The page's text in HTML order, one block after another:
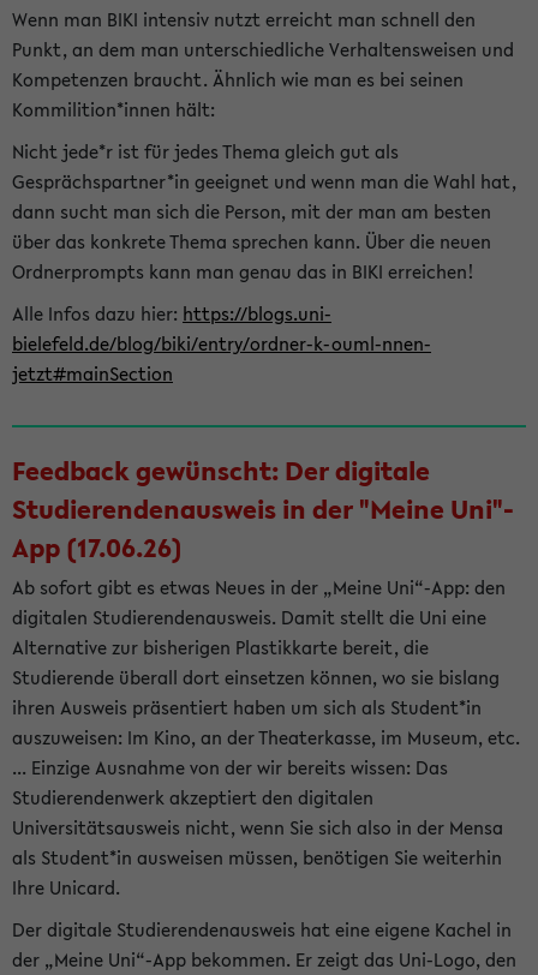
Wenn man BIKI intensiv nutzt erreicht man schnell den
Punkt, an dem man unterschiedliche Verhaltensweisen und
Kompetenzen braucht. Ähnlich wie man es bei seinen
Kommilition*innen hält:
Nicht jede*r ist für jedes Thema gleich gut als
Gesprächspartner*in geeignet und wenn man die Wahl hat,
dann sucht man sich die Person, mit der man am besten
über das konkrete Thema sprechen kann. Über die neuen
Ordnerprompts kann man genau das in BIKI erreichen!
Alle Infos dazu hier: https://blogs.uni-
bielefeld.de/blog/biki/entry/ordner-k-ouml-nnen-
jetzt#mainSection
Feedback gewünscht: Der digitale
Studierendenausweis in der "Meine Uni"-
App (17.06.26)
Ab sofort gibt es etwas Neues in der „Meine Uni“-App: den
digitalen Studierendenausweis. Damit stellt die Uni eine
Alternative zur bisherigen Plastikkarte bereit, die
Studierende überall dort einsetzen können, wo sie bislang
ihren Ausweis präsentiert haben um sich als Student*in
auszuweisen: Im Kino, an der Theaterkasse, im Museum, etc.
... Einzige Ausnahme von der wir bereits wissen: Das
Studierendenwerk akzeptiert den digitalen
Universitätsausweis nicht, wenn Sie sich also in der Mensa
als Student*in ausweisen müssen, benötigen Sie weiterhin
Ihre Unicard.
Der digitale Studierendenausweis hat eine eigene Kachel in
der „Meine Uni“-App bekommen. Er zeigt das Uni-Logo, den